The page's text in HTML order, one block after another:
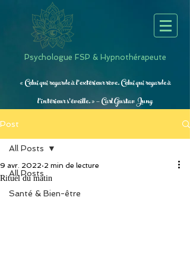
Psychologue FSP & Hypnothérapeute
« Celui qui regarde à l’extérieur rêve. Celui qui regarde à
l’intérieur s’éveille. » — Carl Gustav Jung
Post
All Posts
Santé & Bien-être
All Posts
Rituel du matin
9 avr. 2022 2 min de lecture